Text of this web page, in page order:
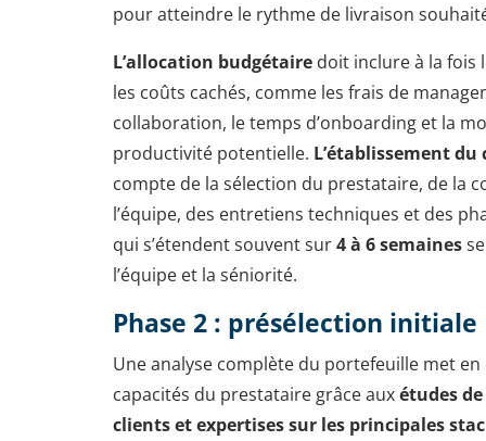
pour atteindre le rythme de livraison
L’allocation budgétaire doit inclure à la fois
les coûts cachés, comme les frais de
collaboration, le temps d’onboarding et la
productivité potentielle. L’établissement
compte de la sélection du prestataire, de la
l’équipe, des entretiens techniques et des
qui s’étendent souvent sur4 à 6 semaines
l’équipe et la séniorité.
Phase 2 : présélection initiale
Une analyse complète du portefeuille met en
capacités du prestataire grâce auxétudes
clients et expertises sur les principales